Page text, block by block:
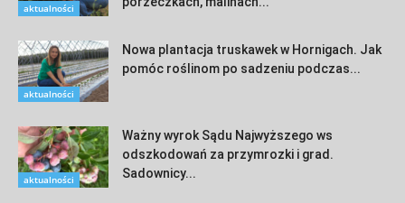
aktualności
aktualności
Nowa plantacja truskawek w Hornigach. Jak
pomóc roślinom po sadzeniu podczas...
aktualności
Ważny wyrok Sądu Najwyższego ws
odszkodowań za przymrozki i grad.
Sadownicy...